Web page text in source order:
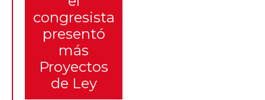
congresista
presentó
más
Proyectos
de Ley